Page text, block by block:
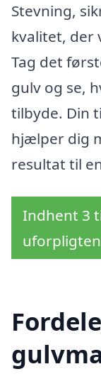
Stevning,
kvalitet, der
Tag det
gulv og se,
tilbyde. Din
hjælper dig
resultat til
Indhent 3